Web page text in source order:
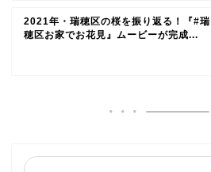
2021年・瑞穂区の桜を振り返る！『#瑞
穂区お家でお花見』ムービーが完成...